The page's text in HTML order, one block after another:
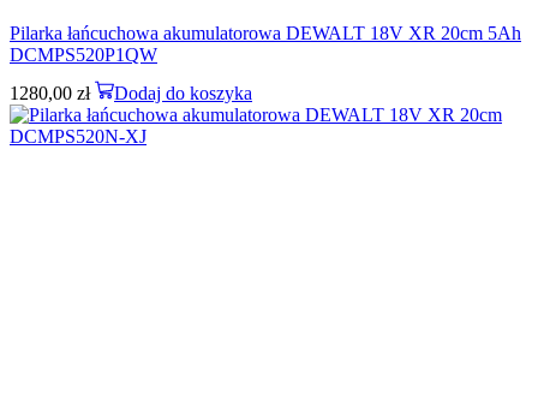
Pilarka łańcuchowa akumulatorowa DEWALT 18V XR 20cm 5Ah
DCMPS520P1QW
1280,00 zł Dodaj do koszyka